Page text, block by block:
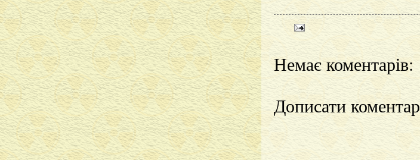
Немає коментарів:
Дописати коментар